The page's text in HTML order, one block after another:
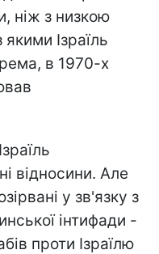
ніж з низкою
Ізраїль
в 1970-х
відносини. Але
у зв'язку з
інтифади -
проти Ізраїлю